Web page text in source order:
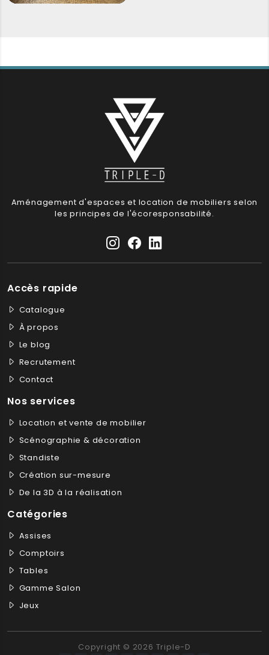
Aménagement d'espaces et location de mobiliers selon
les principes de l'écoresponsabilité.
Accès rapide
Catalogue
À propos
Le blog
Recrutement
Contact
Nos services
Location et vente de mobilier
Scénographie & décoration
Standiste
Création sur-mesure
De la 3D à la réalisation
Catégories
Assises
Comptoirs
Tables
Gamme Salon
Jeux
Copyright © 2026 Triple-D